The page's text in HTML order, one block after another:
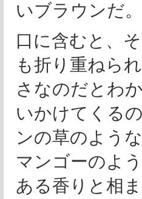
いブラウンだ。
口に含むと、
も折り重ねら
さなのだとわ
いかけてくる
ンの草のよう
マンゴーのよ
ある香りと相